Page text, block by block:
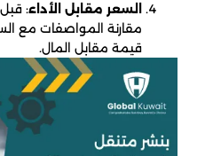
السعر مقابل الأداء: قبل
مقارنة المواصفات مع
قيمة مقابل المال.